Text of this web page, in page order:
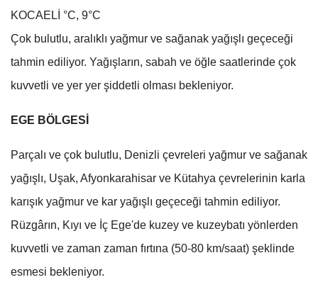
KOCAELİ °C, 9°C
Çok bulutlu, aralıklı yağmur ve sağanak yağışlı geçeceği
tahmin ediliyor. Yağışların, sabah ve öğle saatlerinde çok
kuvvetli ve yer yer şiddetli olması bekleniyor.
EGE BÖLGESİ
Parçalı ve çok bulutlu, Denizli çevreleri yağmur ve sağanak
yağışlı, Uşak, Afyonkarahisar ve Kütahya çevrelerinin karla
karışık yağmur ve kar yağışlı geçeceği tahmin ediliyor.
Rüzgârın, Kıyı ve İç Ege'de kuzey ve kuzeybatı yönlerden
kuvvetli ve zaman zaman fırtına (50-80 km/saat) şeklinde
esmesi bekleniyor.